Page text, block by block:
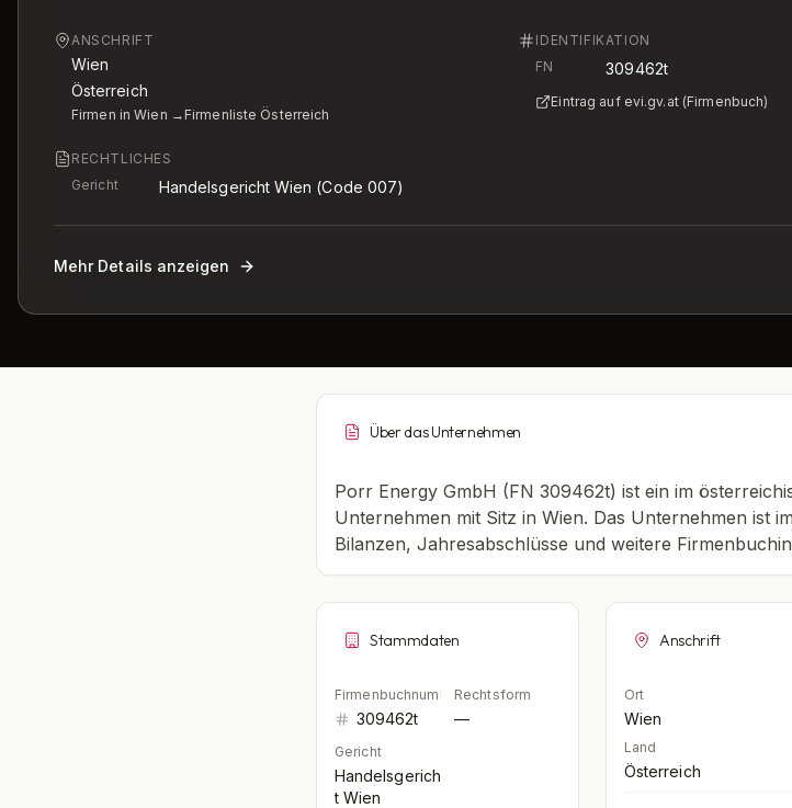
ANSCHRIFT
Wien
Österreich
Firmen in Wien → Firmenliste Österreich
IDENTIFIKATION
FN
309462t
Eintrag auf evi.gv.at (Firmenbuch)
RECHTLICHES
Gericht
Handelsgericht Wien (Code 007)
Mehr Details anzeigen
Über das Unternehmen
Porr Energy GmbH (FN 309462t) ist ein im
Unternehmen mit Sitz in Wien. Das Unternehmen ist
Bilanzen, Jahresabschlüsse und weitere
Stammdaten
Firmenbuchnummer
309462t
Rechtsform
—
Gericht
Handelsgerich
t Wien
Anschrift
Ort
Wien
Land
Österreich